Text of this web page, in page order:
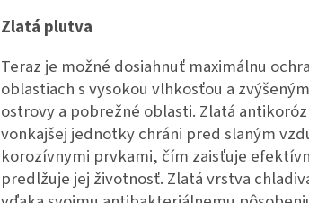
Zlatá plutva
Teraz je možné dosiahnuť maximálnu
oblastiach s vysokou vlhkosťou a
ostrovy a pobrežné oblasti. Zlatá
vonkajšej jednotky chráni pred slaným
korozívnymi prvkami, čím zaisťuje
predlžuje jej životnosť. Zlatá vrstva